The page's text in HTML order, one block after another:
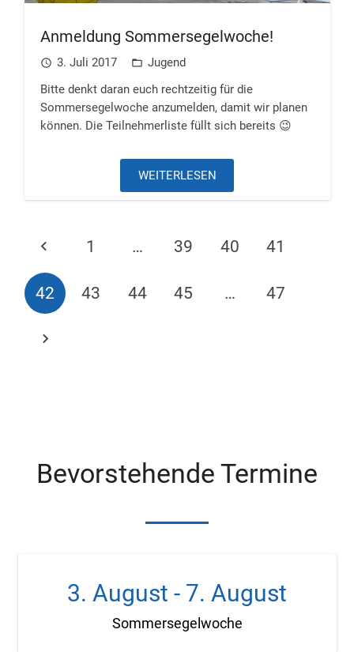
Anmeldung Sommersegelwoche!
access_time 3. Juli 2017 folder_open Jugend
Bitte denkt daran euch rechtzeitig für die
Sommersegelwoche anzumelden, damit wir planen
können. Die Teilnehmerliste füllt sich bereits 😉
WEITERLESEN
1 … 39 40 41
42 43 44 45 … 47
Bevorstehende Termine
Sommersegelwoche
3. August - 7. August